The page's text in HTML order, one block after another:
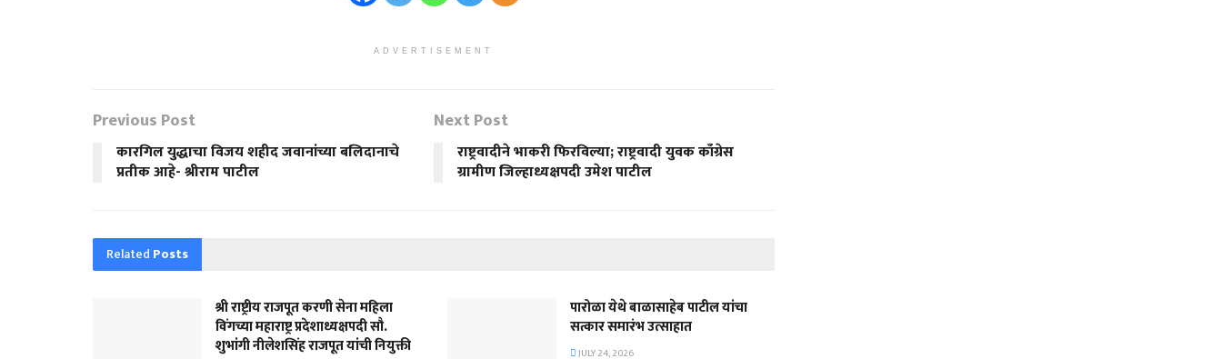
ADVERTISEMENT
Previous Post
कारगिल युद्धाचा विजय शहीद जवानांच्या बलिदानाचे
प्रतीक आहे- श्रीराम पाटील
Next Post
राष्ट्रवादीने भाकरी फिरविल्या; राष्ट्रवादी युवक काँग्रेस
ग्रामीण जिल्हाध्यक्षपदी उमेश पाटील
Related Posts
श्री राष्ट्रीय राजपूत करणी सेना महिला
विंगच्या महाराष्ट्र प्रदेशाध्यक्षपदी सौ.
शुभांगी नीलेशसिंह राजपूत यांची नियुक्ती
पारोळा येथे बाळासाहेब पाटील यांचा
सत्कार समारंभ उत्साहात
JULY 24, 2026